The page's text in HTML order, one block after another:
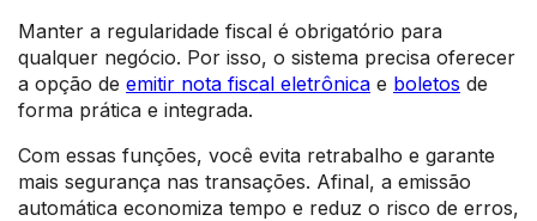
Manter a regularidade fiscal é obrigatório para
qualquer negócio. Por isso, o sistema precisa oferecer
a opção de emitir nota fiscal eletrônica e boletos de
forma prática e integrada.
Com essas funções, você evita retrabalho e garante
mais segurança nas transações. Afinal, a emissão
automática economiza tempo e reduz o risco de erros,